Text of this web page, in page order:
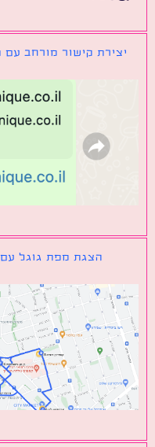
קישור מורחב עם תמונה
הצגת מפת גוגל עם